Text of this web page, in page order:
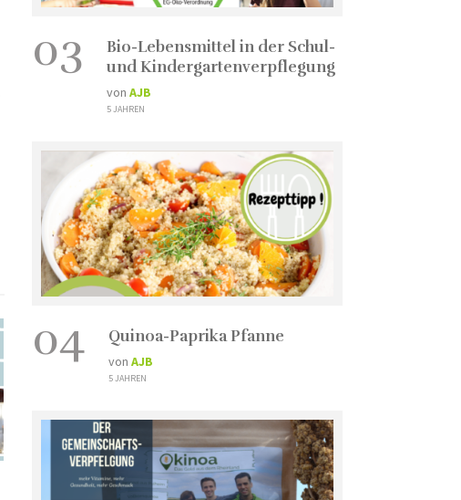
03
Bio-Lebensmittel in der Schul-
und Kindergartenverpflegung
von AJB
5 JAHREN
04 Quinoa-Paprika Pfanne
von AJB
5 JAHREN